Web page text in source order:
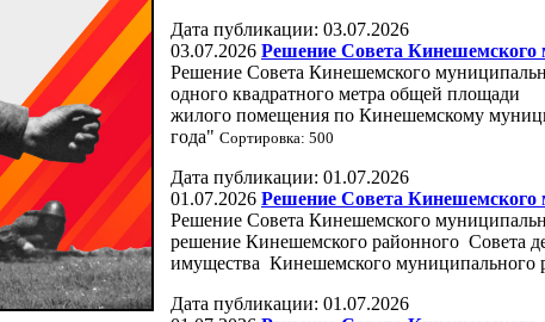
Дата публикации: 03.07.2026
03.07.2026 Решение Совета Кинешемского
Решение Совета Кинешемского
одного квадратного метра общей площади
жилого помещения по Кинешемскому
года" Сортировка: 500
Дата публикации: 01.07.2026
01.07.2026 Решение Совета Кинешемского
Решение Совета Кинешемского
решение Кинешемского районного Совета
имущества Кинешемского муниципального
Дата публикации: 01.07.2026